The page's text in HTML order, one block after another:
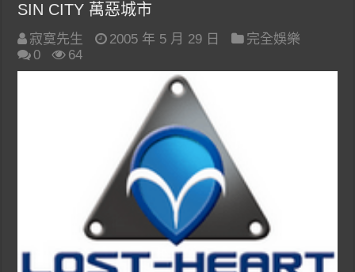
SIN CITY 萬惡城市
寂寞先生 2005 年 5 月 29 日
完全娛樂
0
64